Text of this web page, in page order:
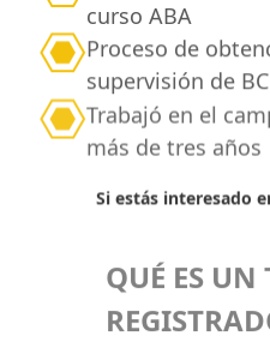
curso ABA
Proceso de
supervisión de
Trabajó en el
más de tres años
Si estás interesado
QUÉ ES UN